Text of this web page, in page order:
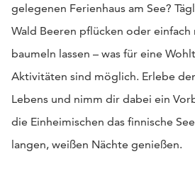
gelegenen Ferienhaus am See?
Wald Beeren pflücken oder einfach
baumeln lassen – was für eine
Aktivitäten sind möglich. Erlebe
Lebens und nimm dir dabei ein
die Einheimischen das finnische
langen, weißen Nächte genießen.